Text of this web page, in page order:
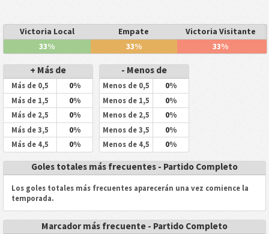
Victoria Local Empate
Victoria Visitante
33%
33% 33%
+ Más de
Más de 0,5 0%
Más de 1,5 0%
Más de 2,5 0%
Más de 3,5 0%
Más de 4,5 0%
- Menos de
Menos de 0,5 0%
Menos de 1,5 0%
Menos de 2,5 0%
Menos de 3,5 0%
Menos de 4,5 0%
Goles totales más frecuentes - Partido Completo
Los goles totales más frecuentes aparecerán una vez comience la
temporada.
Marcador más frecuente - Partido Completo